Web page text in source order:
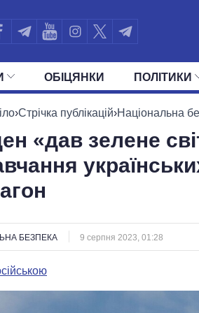
ОБIЦЯНКИ ПОЛIТИКИ
УСІ ПОЛІТИКИ ПРЕЗИДЕНТ І
›Стрічка публікацій›Національна
«дав зелене
БЕЗПЕКА 9 серпня 2023, 01:28